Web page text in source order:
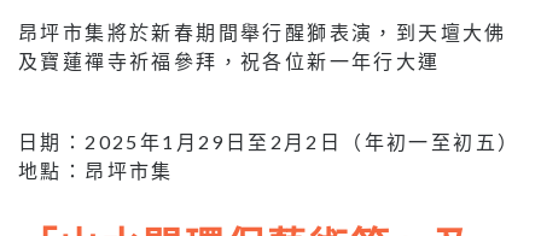
昂坪市集將於新春期間舉行醒獅表演，到天壇大佛
及寶蓮禪寺祈福參拜，祝各位新一年行大運
日期：2025年1月29日至2月2日（年初一至初五）
地點：昂坪市集